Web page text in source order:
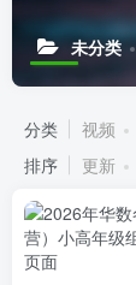
未分类
分类 视频
排序
更新